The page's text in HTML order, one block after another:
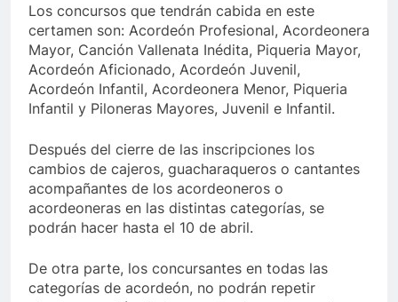
Los concursos que tendrán cabida en este
certamen son: Acordeón Profesional, Acordeonera
Mayor, Canción Vallenata Inédita, Piqueria Mayor,
Acordeón Aficionado, Acordeón Juvenil,
Acordeón Infantil, Acordeonera Menor, Piqueria
Infantil y Piloneras Mayores, Juvenil e Infantil.
Después del cierre de las inscripciones los
cambios de cajeros, guacharaqueros o cantantes
acompañantes de los acordeoneros o
acordeoneras en las distintas categorías, se
podrán hacer hasta el 10 de abril.
De otra parte, los concursantes en todas las
categorías de acordeón, no podrán repetir